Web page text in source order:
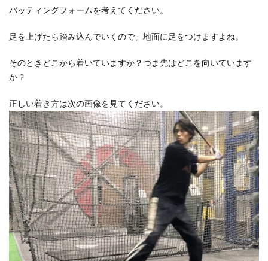
バッティングフォームを考えてください。
足を上げたら踏み込んでいくので、地面に足をつけますよね。
そのときどこから着いていますか？つま先はどこを向いています
か？
正しい着き方は次の画像を見てください。